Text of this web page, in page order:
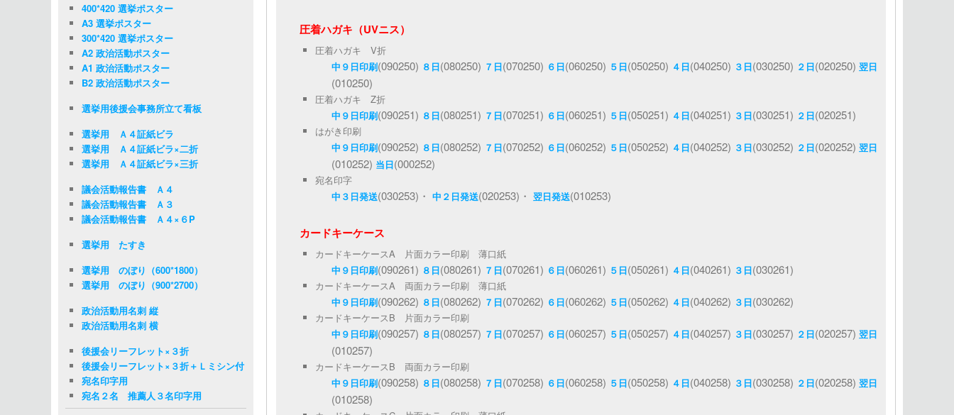
圧着ハガキ（UVニス）
圧着ハガキ V折
中９日印刷(090250) ８日(080250) ７日(070250) ６日(060250) ５日(050250) ４日(040250) ３日(030250) ２日(020250) 翌日
(010250)
圧着ハガキ Z折
中９日印刷(090251) ８日(080251) ７日(070251) ６日(060251) ５日(050251) ４日(040251) ３日(030251) ２日(020251)
はがき印刷
中９日印刷(090252) ８日(080252) ７日(070252) ６日(060252) ５日(050252) ４日(040252) ３日(030252) ２日(020252) 翌日
(010252) 当日(000252)
宛名印字
中３日発送(030253)・ 中２日発送(020253)・ 翌日発送(010253)
カードキーケース
カードキーケースA 片面カラー印刷 薄口紙
中９日印刷(090261) ８日(080261) ７日(070261) ６日(060261) ５日(050261) ４日(040261) ３日(030261)
カードキーケースA 両面カラー印刷 薄口紙
中９日印刷(090262) ８日(080262) ７日(070262) ６日(060262) ５日(050262) ４日(040262) ３日(030262)
カードキーケースB 片面カラー印刷
中９日印刷(090257) ８日(080257) ７日(070257) ６日(060257) ５日(050257) ４日(040257) ３日(030257) ２日(020257) 翌日
(010257)
カードキーケースB 両面カラー印刷
中９日印刷(090258) ８日(080258) ７日(070258) ６日(060258) ５日(050258) ４日(040258) ３日(030258) ２日(020258) 翌日
(010258)
400*420 選挙ポスター
A3 選挙ポスター
300*420 選挙ポスター
A2 政治活動ポスター
A1 政治活動ポスター
B2 政治活動ポスター
選挙用後援会事務所立て看板
選挙用 Ａ４証紙ビラ
選挙用 Ａ４証紙ビラ×二折
選挙用 Ａ４証紙ビラ×三折
議会活動報告書 Ａ４
議会活動報告書 Ａ３
議会活動報告書 Ａ４×６P
選挙用 たすき
選挙用 のぼり（600*1800）
選挙用 のぼり（900*2700）
政治活動用名刺 縦
政治活動用名刺 横
後援会リーフレット×３折
後援会リーフレット×３折＋Ｌミシン付
宛名印字用
宛名２名 推薦人３名印字用